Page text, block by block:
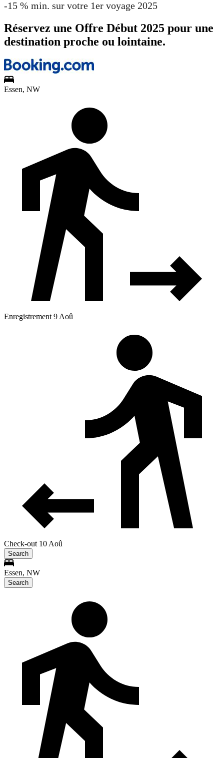
-15 % min. sur votre 1er voyage 2025
Réservez une Offre Début 2025 pour une
destination proche ou lointaine.
Essen, NW
Enregistrement 9 Aoû
Check-out 10 Aoû
Search
Essen, NW
Search